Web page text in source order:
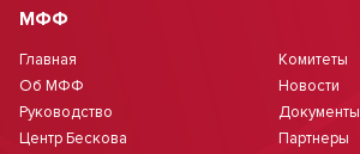
МФФ
Главная
Об МФФ
Руководство
Центр Бескова
Комитеты
Новости
Документы
Партнеры